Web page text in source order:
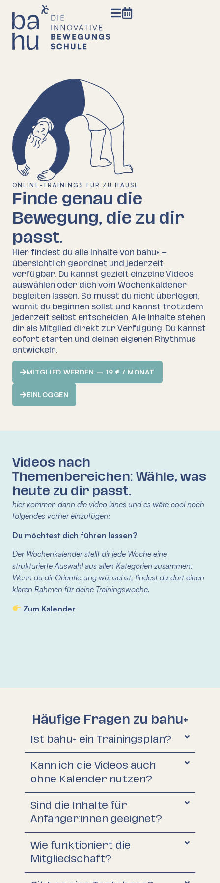
ONLINE-TRAININGS FÜR ZU HAUSE
Finde genau die
Bewegung, die zu dir
passt.
Hier findest du alle Inhalte von bahu+ –
übersichtlich geordnet und jederzeit
verfügbar. Du kannst gezielt einzelne Videos
auswählen oder dich vom Wochenkaldener
begleiten lassen. So musst du nicht überlegen,
womit du beginnen sollst und kannst trotzdem
jederzeit selbst entscheiden. Alle Inhalte stehen
dir als Mitglied direkt zur Verfügung. Du kannst
sofort starten und deinen eigenen Rhythmus
entwickeln.
MITGLIED WERDEN – 19 € / MONAT
EINLOGGEN
Videos nach
Themenbereichen: Wähle, was
heute zu dir passt.
hier kommen dann die video lanes und es wäre cool noch
folgendes vorher einzufügen:
Du möchtest dich führen lassen?
Der Wochenkalender stellt dir jede Woche eine
strukturierte Auswahl aus allen Kategorien zusammen.
Wenn du dir Orientierung wünschst, findest du dort einen
klaren Rahmen für deine Trainingswoche.
Zum Kalender
Häufige Fragen zu bahu+
Ist bahu+ ein Trainingsplan?
Kann ich die Videos auch
ohne Kalender nutzen?
Sind die Inhalte für
Anfänger:innen geeignet?
Wie funktioniert die
Mitgliedschaft?